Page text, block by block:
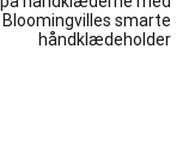
Bloomingvilles smarte
håndklædeholder